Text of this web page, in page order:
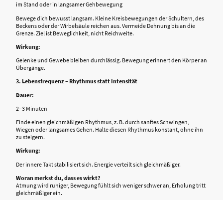
im Stand oder in langsamer Gehbewegung
Bewege dich bewusst langsam. Kleine Kreisbewegungen der Schultern, des
Beckens oder der Wirbelsäule reichen aus. Vermeide Dehnung bis an die
Grenze. Ziel ist Beweglichkeit, nicht Reichweite.
Wirkung:
Gelenke und Gewebe bleiben durchlässig. Bewegung erinnert den Körper an
Übergänge.
3. Lebensfrequenz – Rhythmus statt Intensität
Dauer:
2–3 Minuten
Finde einen gleichmäßigen Rhythmus, z. B. durch sanftes Schwingen,
Wiegen oder langsames Gehen. Halte diesen Rhythmus konstant, ohne ihn
zu steigern.
Wirkung:
Der innere Takt stabilisiert sich. Energie verteilt sich gleichmäßiger.
Woran merkst du, dass es wirkt?
Atmung wird ruhiger, Bewegung fühlt sich weniger schwer an, Erholung tritt
gleichmäßiger ein.